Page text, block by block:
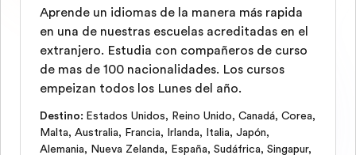
Aprende un idiomas de la manera más rapida
en una de nuestras escuelas acreditadas en el
extranjero. Estudia con compañeros de curso
de mas de 100 nacionalidades. Los cursos
empeizan todos los Lunes del año.
Destino: Estados Unidos, Reino Unido, Canadá, Corea,
Malta, Australia, Francia, Irlanda, Italia, Japón,
Alemania, Nueva Zelanda, España, Sudáfrica, Singapur,